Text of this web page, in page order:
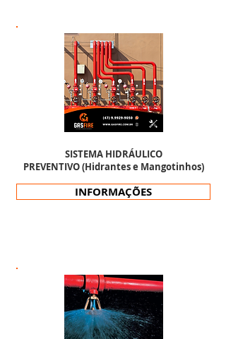
INFORMAÇÕES
SISTEMA HIDRÁULICO
PREVENTIVO (Hidrantes e Mangotinhos)